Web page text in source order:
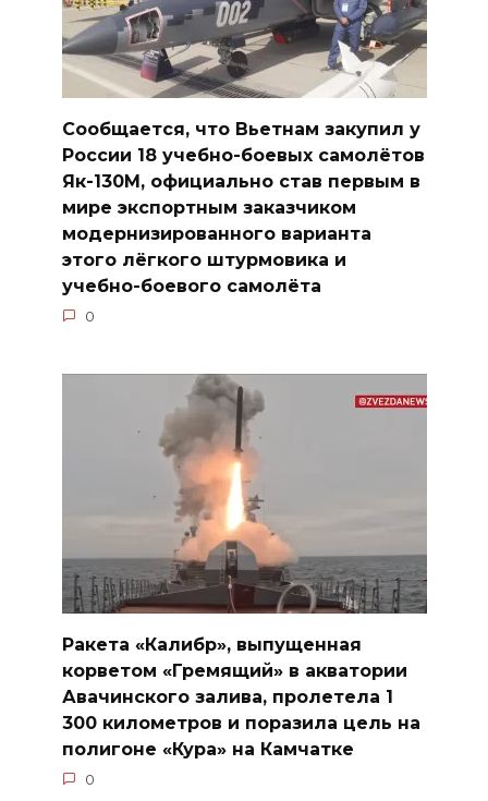
Сообщается, что Вьетнам закупил у
России 18 учебно-боевых самолётов
Як-130М, официально став первым в
мире экспортным заказчиком
модернизированного варианта
этого лёгкого штурмовика и
учебно-боевого самолёта
0
Ракета «Калибр», выпущенная
корветом «Гремящий» в акватории
Авачинского залива, пролетела 1
300 километров и поразила цель на
полигоне «Кура» на Камчатке
0